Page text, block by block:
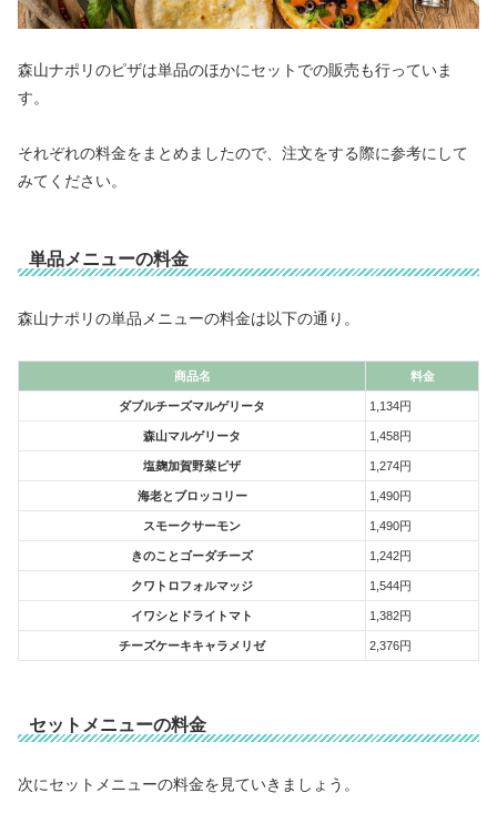
森山ナポリのピザは単品のほかにセットでの販売も行っていま
す。
それぞれの料金をまとめましたので、注文をする際に参考にして
みてください。
単品メニューの料金
森山ナポリの単品メニューの料金は以下の通り。
商品名 料金
ダブルチーズマルゲリータ 1,134円
森山マルゲリータ 1,458円
塩麹加賀野菜ピザ 1,274円
海老とブロッコリー 1,490円
スモークサーモン 1,490円
きのことゴーダチーズ 1,242円
クワトロフォルマッジ 1,544円
イワシとドライトマト 1,382円
チーズケーキキャラメリゼ 2,376円
セットメニューの料金
次にセットメニューの料金を見ていきましょう。